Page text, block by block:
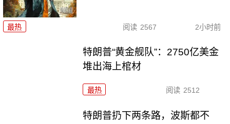
最热 阅读 2567 2小时前
特朗普“黄金舰队”：2750亿美金
堆出海上棺材
最热 阅读 2512
特朗普扔下两条路，波斯都不